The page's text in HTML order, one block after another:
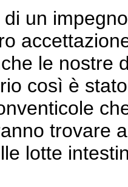
un
le nostre
così è
trovare
lotte